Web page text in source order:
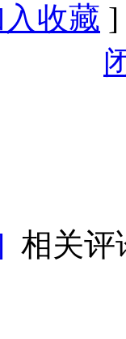
收藏
相关评